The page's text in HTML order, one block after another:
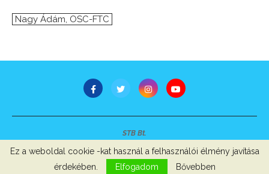
Nagy Ádám, OSC-FTC
STB Bt.
Szerzői jogok, adatvédelem Impresszum
Ez a weboldal cookie -kat használ a felhasználói élmény javítása
érdekében.
Elfogadom Bővebben